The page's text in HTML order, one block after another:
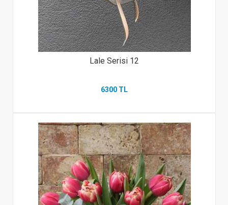
Lale Serisi 12
6300 TL